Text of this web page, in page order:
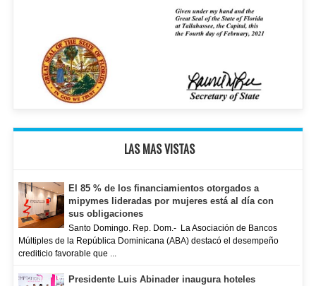
LAS MAS VISTAS
El 85 % de los financiamientos otorgados a
mipymes lideradas por mujeres está al día con
sus obligaciones
Santo Domingo. Rep. Dom.- La Asociación de Bancos
Múltiples de la República Dominicana (ABA) destacó el desempeño
crediticio favorable que ...
Presidente Luis Abinader inaugura hoteles